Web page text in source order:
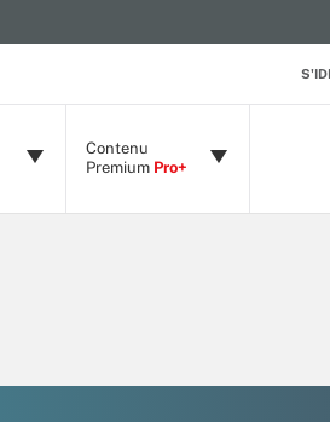
Contenu
Premium Pro+